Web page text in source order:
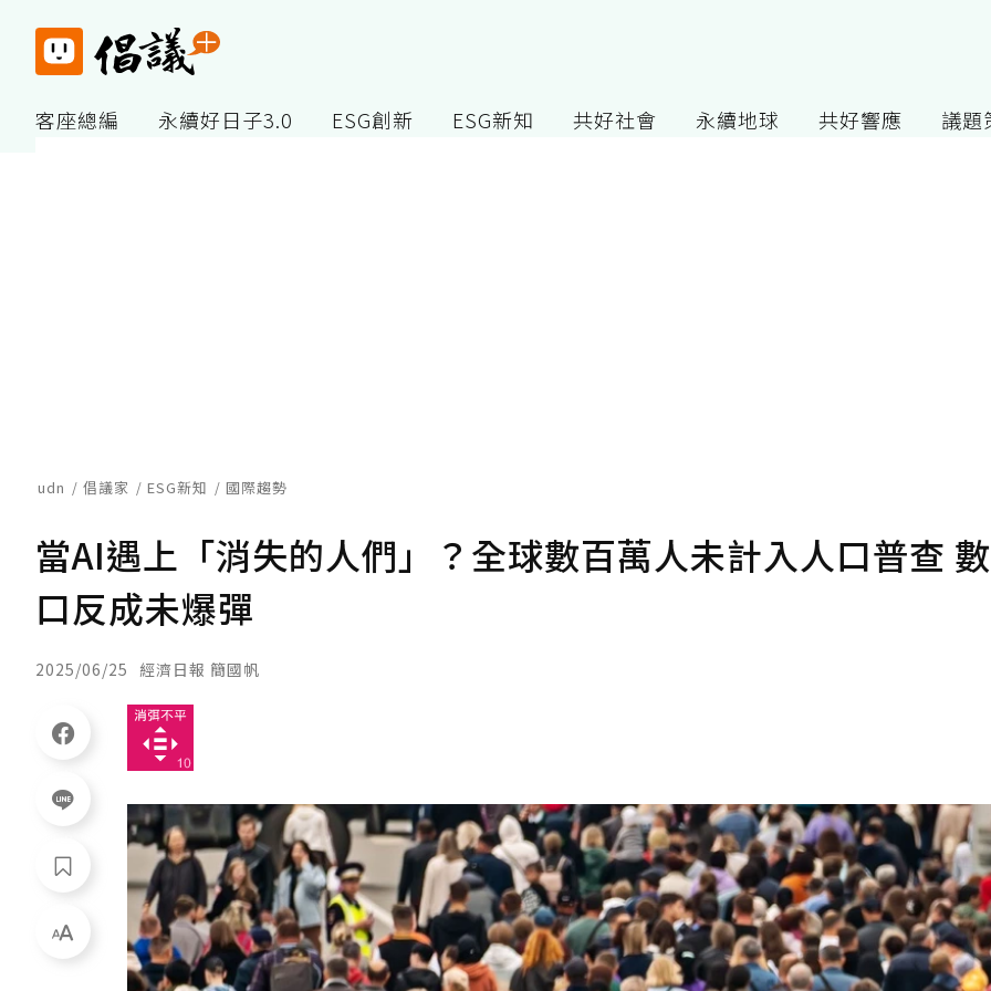
客座總編 永續好日子3.0 ESG創新 ESG新知 共好社會 永續地球 共好響應 議題
udn 倡議家 ESG新知 國際趨勢
當AI遇上「消失的人們」？全球數百萬人未計入人口普查
口反成未爆彈
2025/06/25 經濟日報 簡國帆